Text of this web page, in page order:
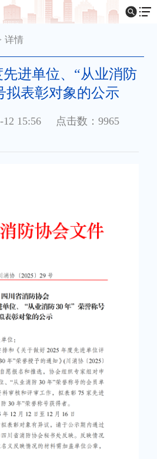
详情
先进单位、“从业消防
拟表彰对象的公示
15:56 点击数：9965